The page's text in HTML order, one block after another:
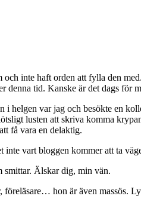
inte haft orden att fylla den
tid. Kanske är det dags för
helgen var jag och besökte en
lusten att skriva komma
få vara en delaktig.
vart bloggen kommer att ta
smittar. Älskar dig, min vän.
hon är även massös.